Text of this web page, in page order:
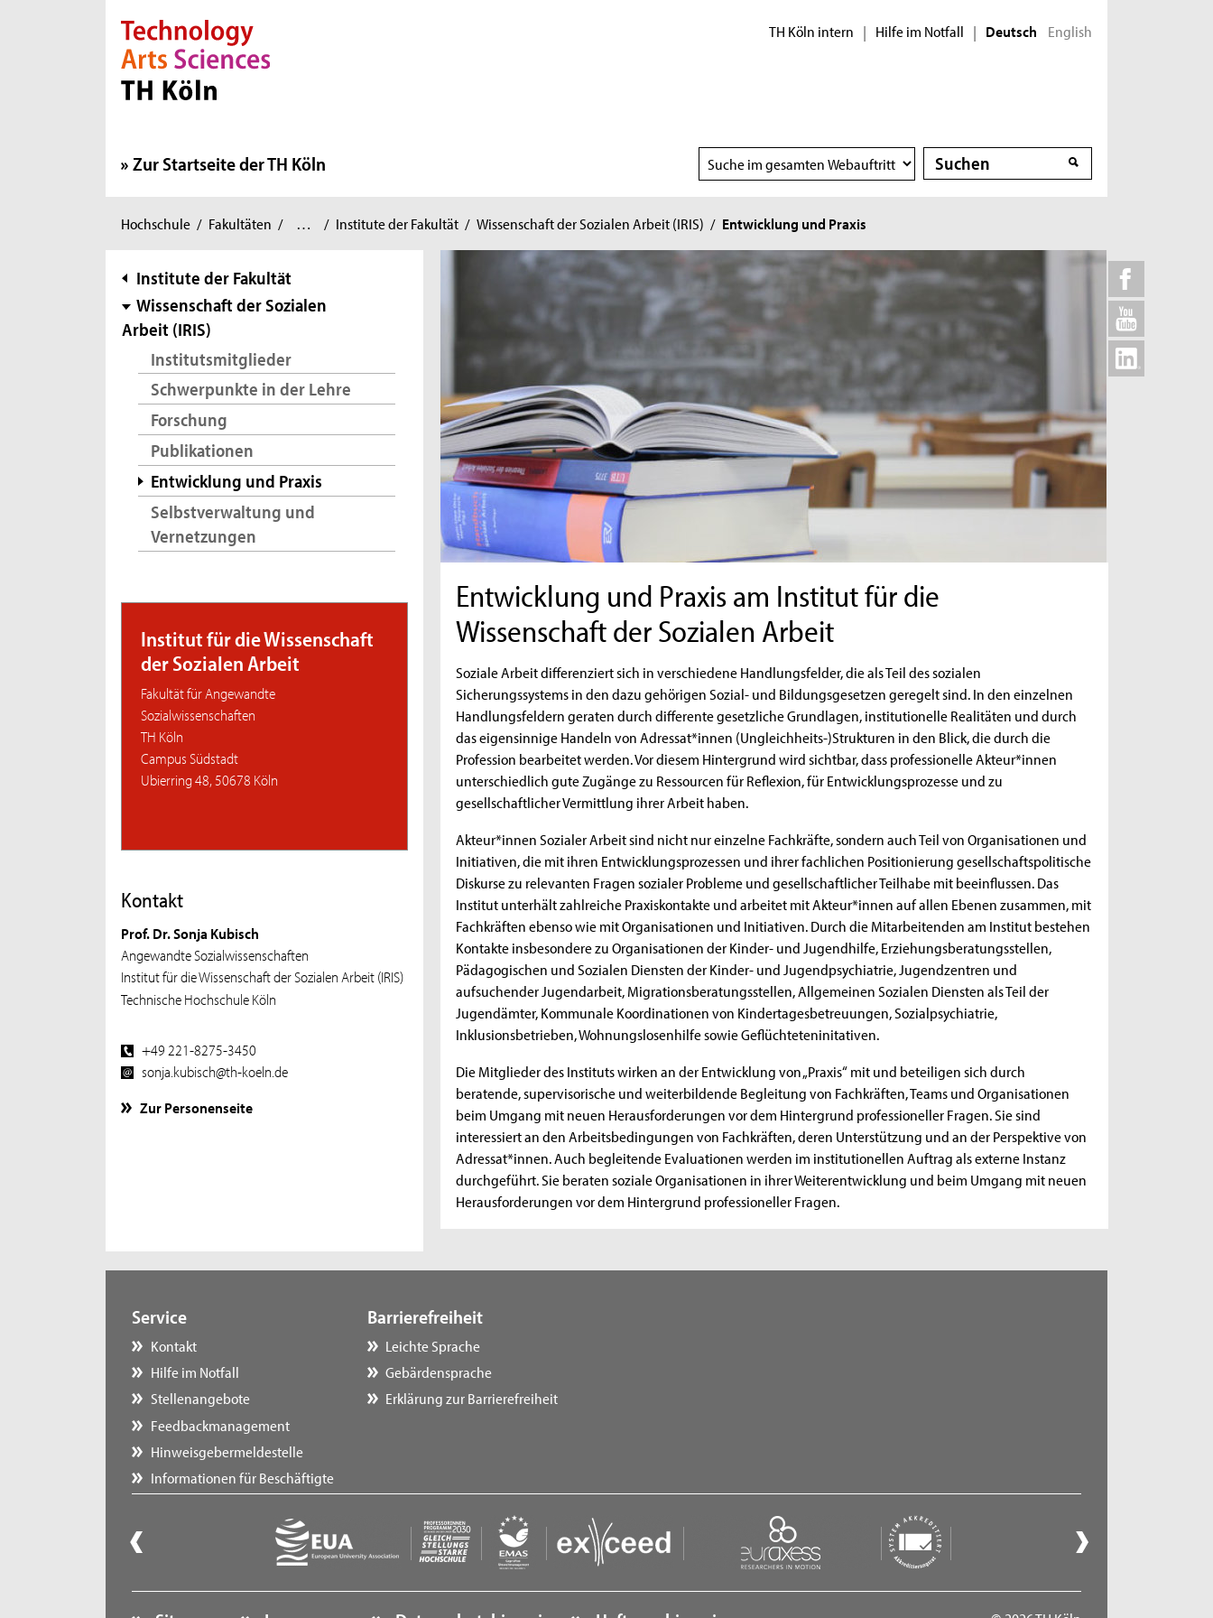
Direkt zur Hauptnavigation
Direkt zur Subnavigation
Direkt zum Inhalt
Direkt zum Fußbereich TH Köln intern | Hilfe im Notfall | Deutsch English
Zur Startseite der TH Köln
Suchbereich
wählen
Suche
Suche
Sie
hier:
Hochschule / Fakultäten / … /
Angewandte
Institute der Fakultät / Wissenschaft der Sozialen Arbeit (IRIS) / Entwicklung und Praxis
Subnavigation
Institute der Fakultät
Wissenschaft der Sozialen
Arbeit (IRIS)
Institutsmitglieder
Schwerpunkte in der Lehre
Forschung
Publikationen
Entwicklung und Praxis
Selbstverwaltung und
Vernetzungen
Institut für die Wissenschaft
der Sozialen Arbeit
Fakultät für Angewandte
Sozialwissenschaften
TH Köln
Campus Südstadt
Ubierring 48, 50678 Köln
Kontakt
Prof. Dr. Sonja Kubisch
Angewandte Sozialwissenschaften
Institut für die Wissenschaft der Sozialen Arbeit (IRIS)
Technische Hochschule Köln
+49 221-8275-3450
sonja.kubisch@th-koeln.de
Zur Personenseite
Entwicklung und Praxis am Institut für die
Wissenschaft der Sozialen Arbeit
Soziale Arbeit differenziert sich in verschiedene Handlungsfelder, die als Teil des sozialen
Sicherungssystems in den dazu gehörigen Sozial- und Bildungsgesetzen geregelt sind. In den einzelnen
Handlungsfeldern geraten durch differente gesetzliche Grundlagen, institutionelle Realitäten und durch
das eigensinnige Handeln von Adressat*innen (Ungleichheits-)Strukturen in den Blick, die durch die
Profession bearbeitet werden. Vor diesem Hintergrund wird sichtbar, dass professionelle Akteur*innen
unterschiedlich gute Zugänge zu Ressourcen für Reflexion, für Entwicklungsprozesse und zu
gesellschaftlicher Vermittlung ihrer Arbeit haben.
Akteur*innen Sozialer Arbeit sind nicht nur einzelne Fachkräfte, sondern auch Teil von Organisationen und
Initiativen, die mit ihren Entwicklungsprozessen und ihrer fachlichen Positionierung gesellschaftspolitische
Diskurse zu relevanten Fragen sozialer Probleme und gesellschaftlicher Teilhabe mit beeinflussen. Das
Institut unterhält zahlreiche Praxiskontakte und arbeitet mit Akteur*innen auf allen Ebenen zusammen, mit
Fachkräften ebenso wie mit Organisationen und Initiativen. Durch die Mitarbeitenden am Institut bestehen
Kontakte insbesondere zu Organisationen der Kinder- und Jugendhilfe, Erziehungsberatungsstellen,
Pädagogischen und Sozialen Diensten der Kinder- und Jugendpsychiatrie, Jugendzentren und
aufsuchender Jugendarbeit, Migrationsberatungsstellen, Allgemeinen Sozialen Diensten als Teil der
Jugendämter, Kommunale Koordinationen von Kindertagesbetreuungen, Sozialpsychiatrie,
Inklusionsbetrieben, Wohnungslosenhilfe sowie Geflüchteteninitativen.
Die Mitglieder des Instituts wirken an der Entwicklung von „Praxis“ mit und beteiligen sich durch
beratende, supervisorische und weiterbildende Begleitung von Fachkräften, Teams und Organisationen
beim Umgang mit neuen Herausforderungen vor dem Hintergrund professioneller Fragen. Sie sind
interessiert an den Arbeitsbedingungen von Fachkräften, deren Unterstützung und an der Perspektive von
Adressat*innen. Auch begleitende Evaluationen werden im institutionellen Auftrag als externe Instanz
durchgeführt. Sie beraten soziale Organisationen in ihrer Weiterentwicklung und beim Umgang mit neuen
Herausforderungen vor dem Hintergrund professioneller Fragen.
Service
Kontakt
Hilfe im Notfall
Stellenangebote
Feedbackmanagement
Hinweisgebermeldestelle
Informationen für Beschäftigte
Barrierefreiheit
Leichte Sprache
Gebärdensprache
Erklärung zur Barrierefreiheit